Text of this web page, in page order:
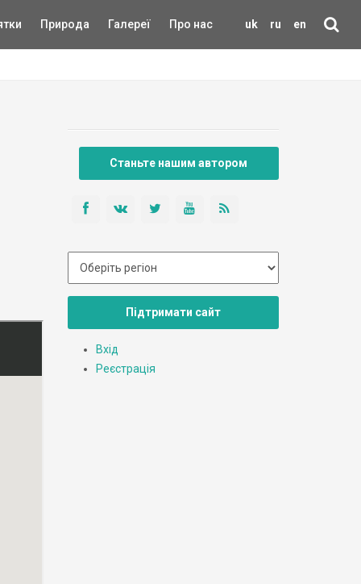
uk ru en
Природа Галереї Про нас
Станьте нашим автором
Підтримати сайт
Вхід
Реєстрація